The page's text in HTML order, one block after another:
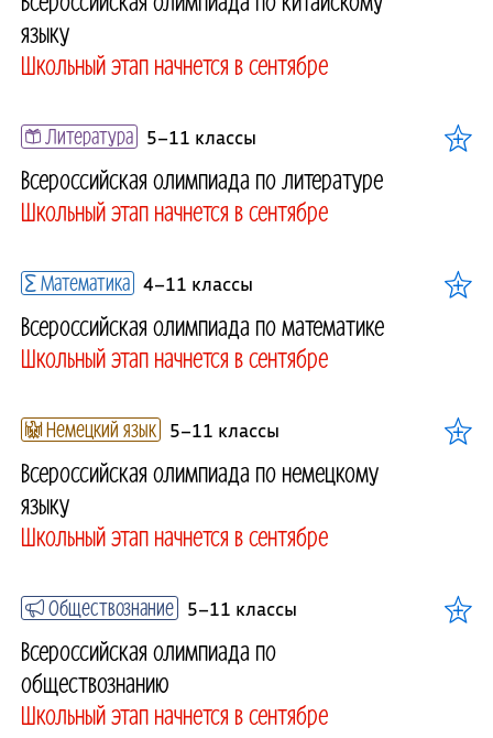
языку
Школьный этап начнется в сентябре
Литература 5–11 классы
Всероссийская олимпиада по литературе
Школьный этап начнется в сентябре
Математика 4–11 классы
Всероссийская олимпиада по математике
Школьный этап начнется в сентябре
Немецкий язык 5–11 классы
Всероссийская олимпиада по немецкому
языку
Школьный этап начнется в сентябре
Обществознание 5–11 классы
Всероссийская олимпиада по
обществознанию
Школьный этап начнется в сентябре